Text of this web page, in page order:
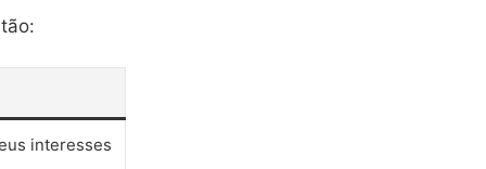
interesses